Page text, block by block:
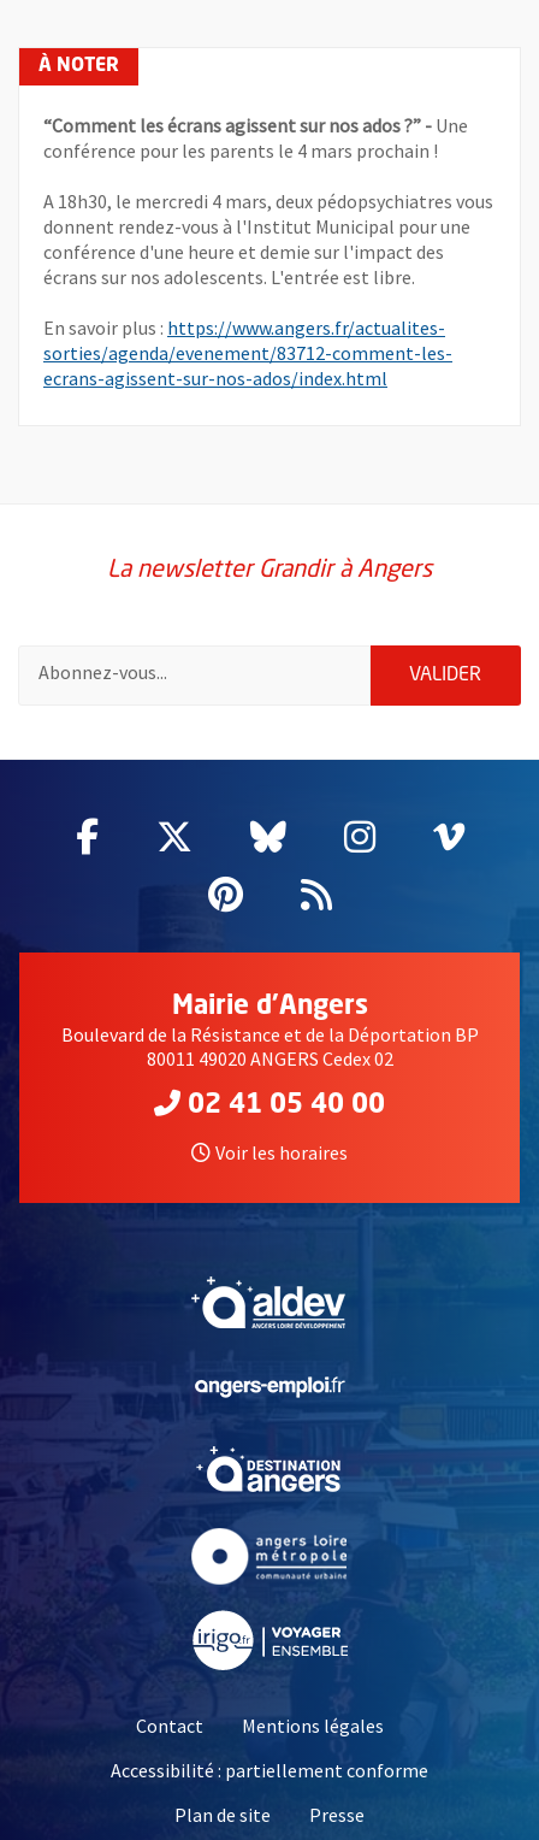
“Comment les écrans agissent sur nos ados ?” - Une
conférence pour les parents le 4 mars prochain !
A 18h30, le mercredi 4 mars, deux pédopsychiatres vous
donnent rendez-vous à l'Institut Municipal pour une
conférence d'une heure et demie sur l'impact des
écrans sur nos adolescents. L'entrée est libre.
En savoir plus : https://www.angers.fr/actualites-
sorties/agenda/evenement/83712-comment-les-
ecrans-agissent-sur-nos-ados/index.html
La newsletter Grandir à Angers
VALIDER
Facebook
, Ouvre une nouvelle fenêtre
Twitter
, Ouvre une nouvelle
Bluesky
, Ouvre une
Instagram
, Ouvre
,
Pinterest
, Ouvre une
Flux RSS
Mairie d'Angers
Boulevard de la Résistance et de la Déportation BP
80011 49020 ANGERS Cedex 02
02 41 05 40 00
Voir les horaires
, Ouvre une nouvelle
, Ouvre une nouvelle
Contact
Mentions légales
Accessibilité : partiellement conforme
Plan de site
Presse